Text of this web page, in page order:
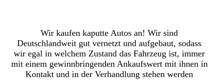
Wir kaufen kaputte Autos an! Wir sind
Deutschlandweit gut vernetzt und aufgebaut, sodass
wir egal in welchem Zustand das Fahrzeug ist, immer
mit einem gewinnbringenden Ankaufswert mit ihnen in
Kontakt und in der Verhandlung stehen werden